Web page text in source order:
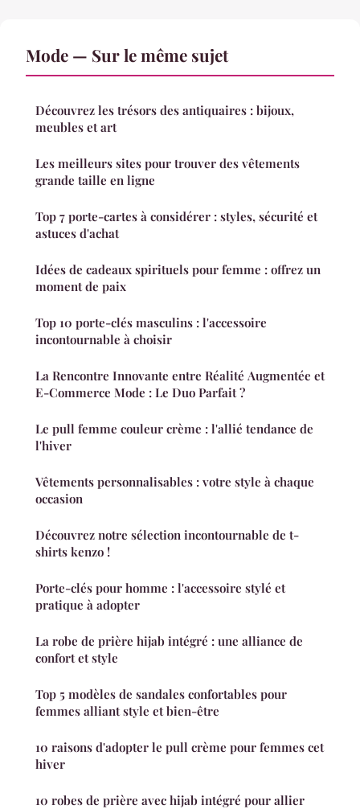
Mode — Sur le même sujet
Découvrez les trésors des antiquaires : bijoux,
meubles et art
Les meilleurs sites pour trouver des vêtements
grande taille en ligne
Top 7 porte-cartes à considérer : styles, sécurité et
astuces d'achat
Idées de cadeaux spirituels pour femme : offrez un
moment de paix
Top 10 porte-clés masculins : l'accessoire
incontournable à choisir
La Rencontre Innovante entre Réalité Augmentée et
E-Commerce Mode : Le Duo Parfait ?
Le pull femme couleur crème : l'allié tendance de
l'hiver
Vêtements personnalisables : votre style à chaque
occasion
Découvrez notre sélection incontournable de t-
shirts kenzo !
Porte-clés pour homme : l'accessoire stylé et
pratique à adopter
La robe de prière hijab intégré : une alliance de
confort et style
Top 5 modèles de sandales confortables pour
femmes alliant style et bien-être
10 raisons d'adopter le pull crème pour femmes cet
hiver
10 robes de prière avec hijab intégré pour allier